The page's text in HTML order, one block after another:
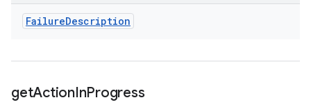
FailureDescription
getActionInProgress